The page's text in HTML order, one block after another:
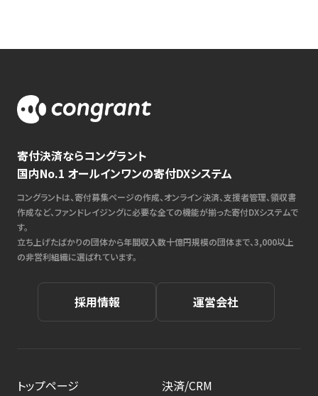
寄付決済ならコングラント
国内No.1 オールインワンの寄付DXシステム
コングラントは、寄付募集ページの作成、オンライン決済、支援者管理、領収書
作成など、ファンドレイジングに必要な全ての機能が揃った寄付DXシステムで
す。
立ち上げたばかりの団体から年間収入数十億円規模の団体まで、3,000以上
の非営利組織に選ばれています。
採用情報 運営会社
トップページ
決済/CRM